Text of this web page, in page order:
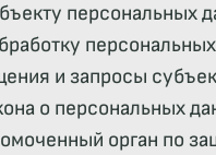
и запросы
о персональных
орган по